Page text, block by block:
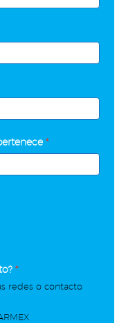
*
*
redes o contacto